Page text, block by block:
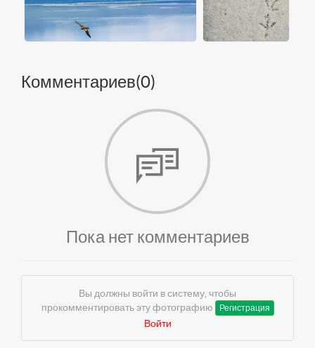
Комментариев(0)
Пока нет комментариев
Вы должны войти в систему, чтобы
прокомментировать эту фотографию
Регистрация
Войти